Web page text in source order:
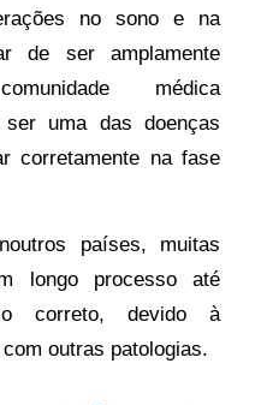
no sono e na
de ser amplamente
médica
uma das doenças
corretamente na fase
países, muitas
longo processo até
correto, devido à
outras patologias.